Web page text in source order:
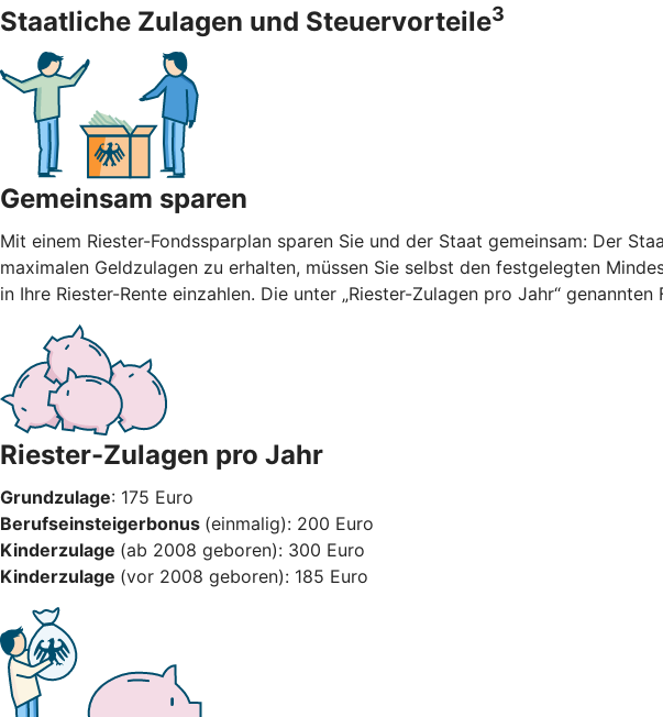
Staatliche Zulagen und Steuervorteile3
Gemeinsam sparen
Mit einem Riester-Fondssparplan sparen Sie und der Staat gemeinsam: Der
maximalen Geldzulagen zu erhalten, müssen Sie selbst den festgelegten
in Ihre Riester-Rente einzahlen. Die unter „Riester-Zulagen pro Jahr“
Riester-Zulagen pro Jahr
Grundzulage: 175 Euro
Berufseinsteigerbonus (einmalig): 200 Euro
Kinderzulage (ab 2008 geboren): 300 Euro
Kinderzulage (vor 2008 geboren): 185 Euro